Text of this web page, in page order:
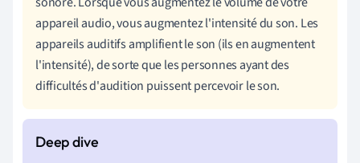
appareil audio, vous augmentez l'intensité du son. Les
appareils auditifs amplifient le son (ils en augmentent
l'intensité), de sorte que les personnes ayant des
difficultés d'audition puissent percevoir le son.